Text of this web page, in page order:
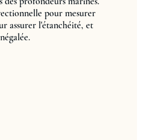
pour mesurer
assurer l'étanchéité, et